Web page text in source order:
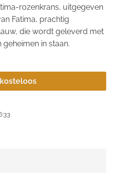
rozenkrans, uitgegeven
Fatima, prachtig
die wordt geleverd met
in staan.